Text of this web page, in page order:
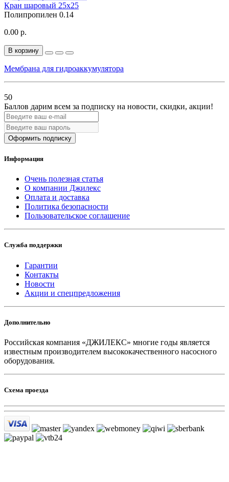
Кран шаровый 25х25
Полипропилен 0.14
0.00 р.
В корзину
Мембрана для гидроаккумулятора
50
Баллов дарим всем за подписку на новости, скидки, акции!
Оформить подписку
Информация
Очень полезная статья
О компании Джилекс
Оплата и доставка
Политика безопасности
Пользовательское соглашение
Служба поддержки
Гарантии
Контакты
Новости
Акции и спецпредложения
Дополнительно
Российская компания «ДЖИЛЕКС» многие годы является
известным производителем высококачественного насосного
оборудования.
Схема проезда